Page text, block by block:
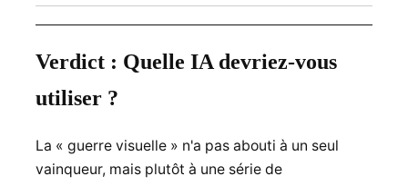
Verdict : Quelle IA devriez-vous
utiliser ?
La « guerre visuelle » n'a pas abouti à un seul
vainqueur, mais plutôt à une série de